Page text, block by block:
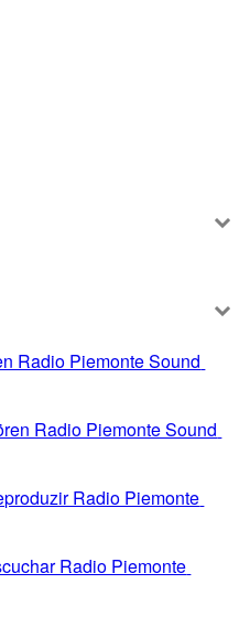
Radio Piemonte Sound
Radio Piemonte Sound
Radio Piemonte
Radio Piemonte